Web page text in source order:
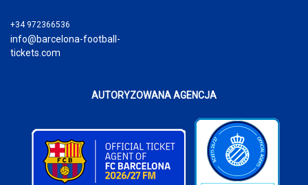
+34 972366536
info@barcelona-football-
tickets.com
AUTORYZOWANA AGENCJA